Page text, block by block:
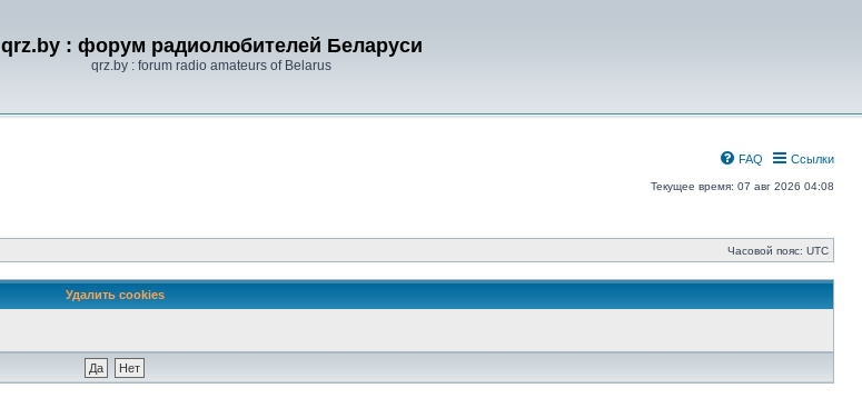
qrz.by : форум радиолюбителей Беларуси
qrz.by : forum radio amateurs of Belarus
Ссылки
FAQ
Текущее время: 07 авг 2026 04:08
Часовой пояс: UTC
Удалить cookies